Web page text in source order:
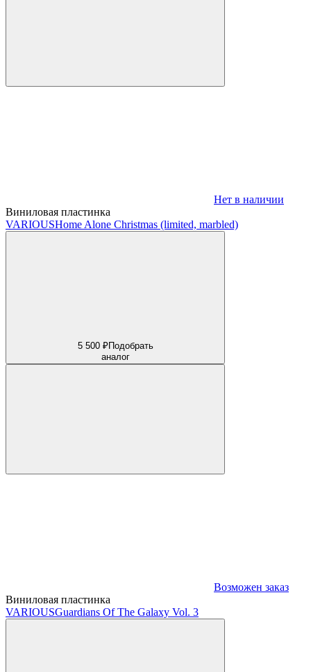
Нет в наличии
Виниловая пластинка
VARIOUSHome Alone Christmas (limited, marbled)
5 500 ₽Подобрать
аналог
Возможен заказ
Виниловая пластинка
VARIOUSGuardians Of The Galaxy Vol. 3